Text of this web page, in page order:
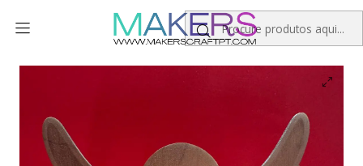
Personalizados Natal Suporte de Velas Anjo